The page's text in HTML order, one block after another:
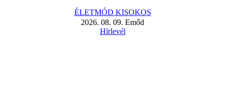
ÉLETMÓD KISOKOS
2026. 08. 09. Emőd
Hírlevél